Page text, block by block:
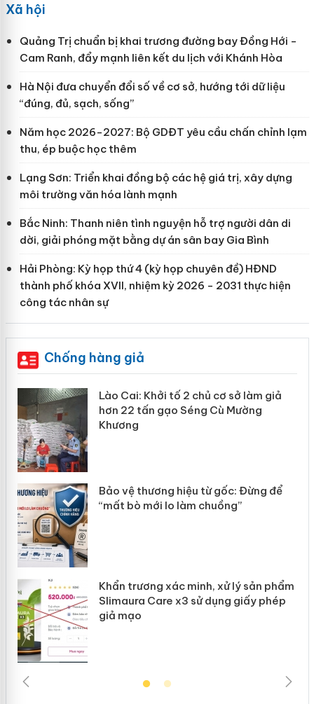
Xã hội
Quảng Trị chuẩn bị khai trương đường bay Đồng Hới -
Cam Ranh, đẩy mạnh liên kết du lịch với Khánh Hòa
Hà Nội đưa chuyển đổi số về cơ sở, hướng tới dữ liệu
“đúng, đủ, sạch, sống”
Năm học 2026-2027: Bộ GDĐT yêu cầu chấn chỉnh lạm
thu, ép buộc học thêm
Lạng Sơn: Triển khai đồng bộ các hệ giá trị, xây dựng
môi trường văn hóa lành mạnh
Bắc Ninh: Thanh niên tình nguyện hỗ trợ người dân di
dời, giải phóng mặt bằng dự án sân bay Gia Bình
Hải Phòng: Kỳ họp thứ 4 (kỳ họp chuyên đề) HĐND
thành phố khóa XVII, nhiệm kỳ 2026 - 2031 thực hiện
công tác nhân sự
Chống hàng giả
Lào Cai: Khởi tố 2 chủ cơ sở làm giả
hơn 22 tấn gạo Séng Cù Mường
Khương
Bảo vệ thương hiệu từ gốc: Đừng để
“mất bò mới lo làm chuồng”
Khẩn trương xác minh, xử lý sản phẩm
Slimaura Care x3 sử dụng giấy phép
giả mạo